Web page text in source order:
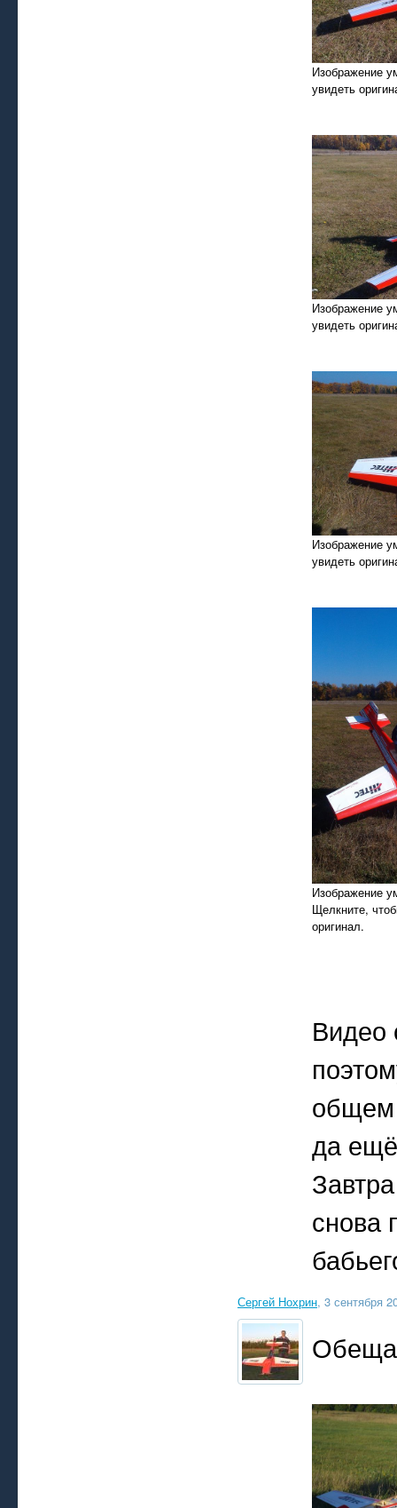
Изображение
увидеть
Изображение
увидеть
Изображение
увидеть
Изображение
Щелкните,
оригинал.
Видео
общем
да
снова
Сергей Нохрин, 3 сентября